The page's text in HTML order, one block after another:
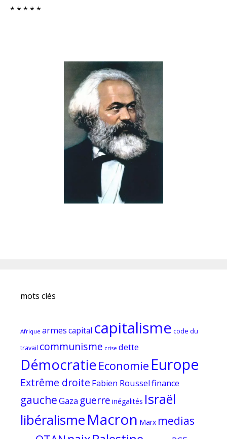
* * * * *
mots clés
Afrique armescapital capitalisme code du
travail communisme crise dette
Démocratie Economie Europe
Extrême droite Fabien Rousselfinance
gaucheGaza guerre inégalités Israël
libéralismeMacron Marx medias